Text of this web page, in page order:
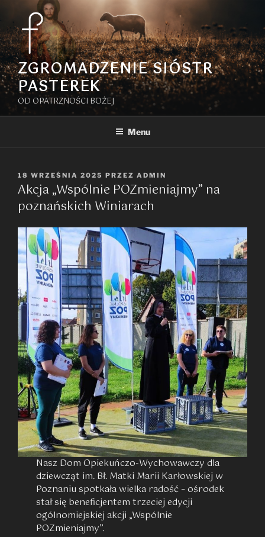
Przejdź
treści
ZGROMADZENIE SIÓSTR
PASTEREK
OD OPATRZNOŚCI BOŻEJ
Menu
OPUBLIKOWANE
W
18 WRZEŚNIA 2025 PRZEZ ADMIN
Akcja „Wspólnie POZmieniajmy” na
poznańskich Winiarach
Nasz Dom Opiekuńczo-Wychowawczy dla
dziewcząt im. Bł. Matki Marii Karłowskiej w
Poznaniu spotkała wielka radość – ośrodek
stał się beneficjentem trzeciej edycji
ogólnomiejskiej akcji „Wspólnie
POZmieniajmy”.